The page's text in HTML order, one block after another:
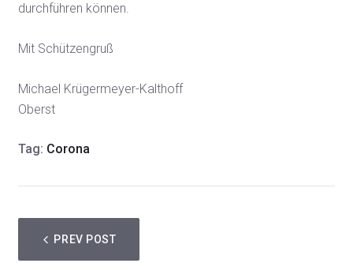
durchführen können.
Mit Schützengruß
Michael Krügermeyer-Kalthoff
Oberst
Tag: Corona
PREV POST